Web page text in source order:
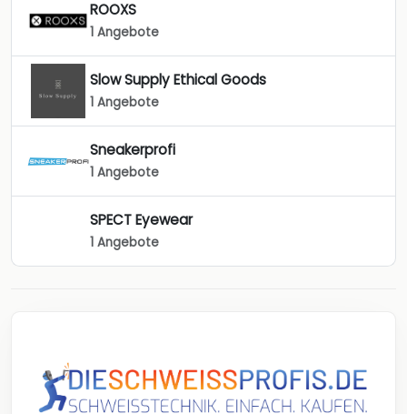
ROOXS
1 Angebote
Slow Supply Ethical Goods
1 Angebote
Sneakerprofi
1 Angebote
SPECT Eyewear
1 Angebote